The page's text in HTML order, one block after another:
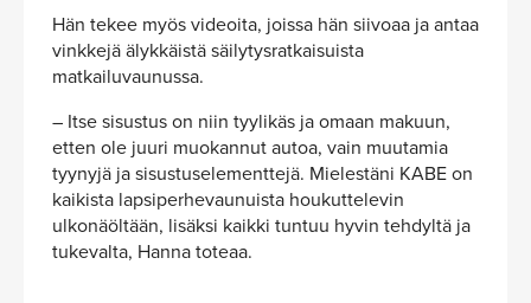
Hän tekee myös videoita, joissa hän siivoaa ja antaa
vinkkejä älykkäistä säilytysratkaisuista
matkailuvaunussa.
– Itse sisustus on niin tyylikäs ja omaan makuun,
etten ole juuri muokannut autoa, vain muutamia
tyynyjä ja sisustuselementtejä. Mielestäni KABE on
kaikista lapsiperhevaunuista houkuttelevin
ulkonäöltään, lisäksi kaikki tuntuu hyvin tehdyltä ja
tukevalta, Hanna toteaa.